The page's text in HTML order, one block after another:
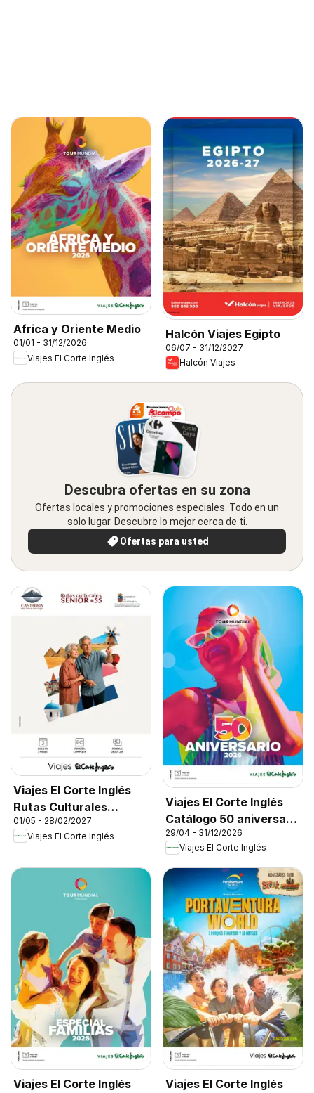
Africa y Oriente Medio
01/01 - 31/12/2026
Viajes El Corte Inglés
Halcón Viajes Egipto
06/07 - 31/12/2027
Halcón Viajes
Descubra ofertas en su zona
Ofertas locales y promociones especiales. Todo en un
solo lugar. Descubre lo mejor cerca de ti.
Ofertas para usted
Viajes El Corte Inglés
Rutas Culturales
Cantabria
01/05 - 28/02/2027
Viajes El Corte Inglés
Viajes El Corte Inglés
Catálogo 50 aniversario
Tourmundial
29/04 - 31/12/2026
Viajes El Corte Inglés
Viajes El Corte Inglés Viajes El Corte Inglés